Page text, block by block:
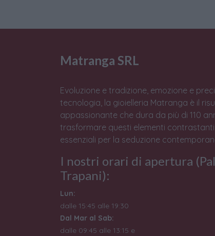
Matranga SRL
Evoluzione e tradizione, emozione e
tecnologia, la gioielleria Matranga è il
appassionante che dura da più di 110
trasformare questi elementi
essenziali per la seduzione
I nostri orari di apertura
Trapani):
Lun:
dalle 15:45 alle 19:30
Dal Mar al Sab:
dalle 09:45 alle 13:15 e